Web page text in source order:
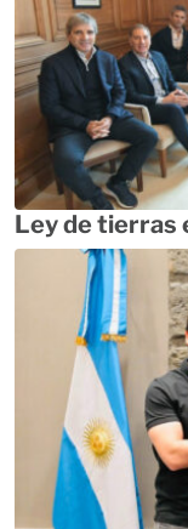
Ley de tierras